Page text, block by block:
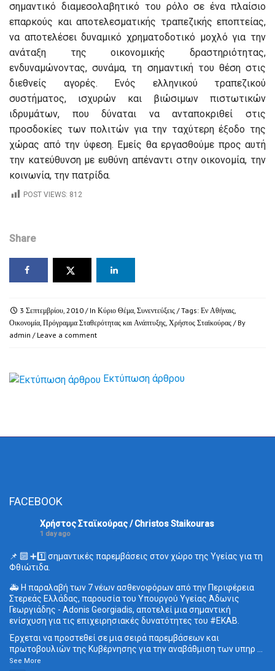
σημαντικό διαμεσολαβητικό του ρόλο σε ένα πλαίσιο
επαρκούς και αποτελεσματικής τραπεζικής εποπτείας,
να αποτελέσει δυναμικό χρηματοδοτικό μοχλό για την
ανάταξη της οικονομικής δραστηριότητας,
ενδυναμώνοντας, συνάμα, τη σημαντική του θέση στις
διεθνείς αγορές. Ενός ελληνικού τραπεζικού
συστήματος, ισχυρών και βιώσιμων πιστωτικών
ιδρυμάτων, που δύναται να ανταποκριθεί στις
προσδοκίες των πολιτών για την ταχύτερη έξοδο της
χώρας από την ύφεση. Εμείς θα εργασθούμε προς αυτή
την κατεύθυνση με ευθύνη απέναντι στην οικονομία, την
κοινωνία, την πατρίδα.
POST VIEWS: 812
Share
3 Σεπτεμβρίου, 2010 / In Κύριο Θέμα, Συνεντεύξεις / Tags: Εν Αθήναις,
Οικονομία, Πρόγραμμα Σταθερότητας και Ανάπτυξης, Χρήστος Σταϊκούρας / By
admin / Leave a comment
Εκτύπωση άρθρου
FACEBOOK
Χρήστος Σταϊκούρας / Christos Staikouras
1 day ago
📌 🔟 ➕1️⃣ σημαντικές παρεμβάσεις στον χώρο της Υγείας για τη
Φθιώτιδα.
🚑 Η παραλαβή των 7 νέων ασθενοφόρων από την Περιφέρεια
Στερεάς Ελλάδας, παρουσία του Υπουργού Υγείας Άδωνις
Γεωργιάδης - Adonis Georgiadis, αποτελεί μια σημαντική
ενίσχυση για τις επιχειρησιακές δυνατότητες του #ΕΚΑΒ
Έρχεται να προστεθεί σε μια σειρά παρεμβάσεων και
πρωτοβουλιών της Κυβέρνησης για την αναβάθμιση των υπηρ
See More